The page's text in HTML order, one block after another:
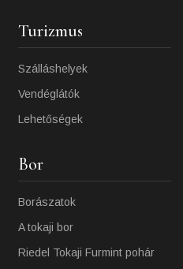
Turizmus
Szálláshelyek
Vendéglátók
Lehetőségek
Bor
Borászatok
A tokaji bor
Riedel Tokaji Furmint pohár